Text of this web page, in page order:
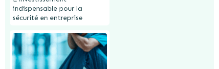
indispensable pour la
sécurité en entreprise